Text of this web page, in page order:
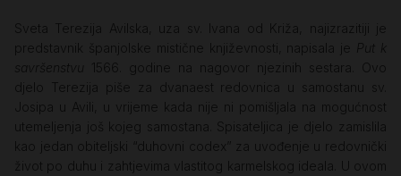
Sveta Terezija Avilska, uza sv. Ivana od Križa, najizrazitiji je
predstavnik španjolske mistične književnosti, napisala je Put k
savršenstvu
1566. godine na nagovor njezinih sestara. Ovo
djelo Terezija piše za dvanaest redovnica u samostanu sv.
Josipa u Avili, u vrijeme kada nije ni pomišljala na mogućnost
utemeljenja još kojeg samostana. Spisateljica je djelo zamislila
kao jedan obiteljski “duhovni codex” za uvođenje u redovnički
život po duhu i zahtjevima vlastitog karmelskog ideala. U ovom